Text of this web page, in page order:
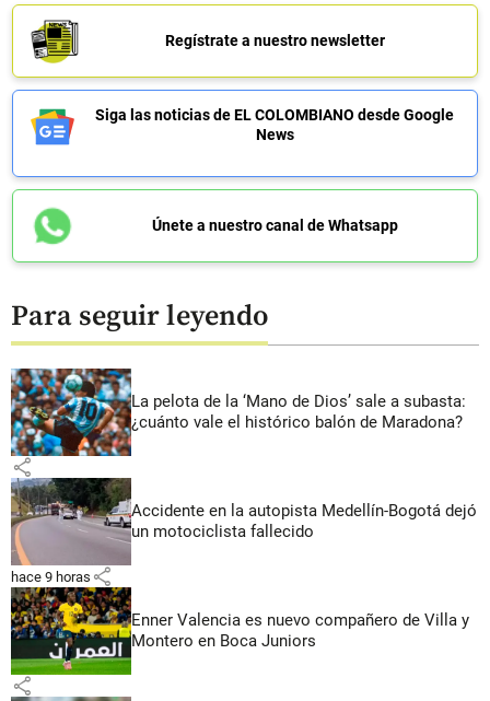
Regístrate a nuestro newsletter
Siga las noticias de EL COLOMBIANO desde Google
News
Únete a nuestro canal de Whatsapp
Para seguir leyendo
La pelota de la ‘Mano de Dios’ sale a subasta:
¿cuánto vale el histórico balón de Maradona?
share
Accidente en la autopista Medellín-Bogotá dejó
un motociclista fallecido
hace 9 horas share
Enner Valencia es nuevo compañero de Villa y
Montero en Boca Juniors
share